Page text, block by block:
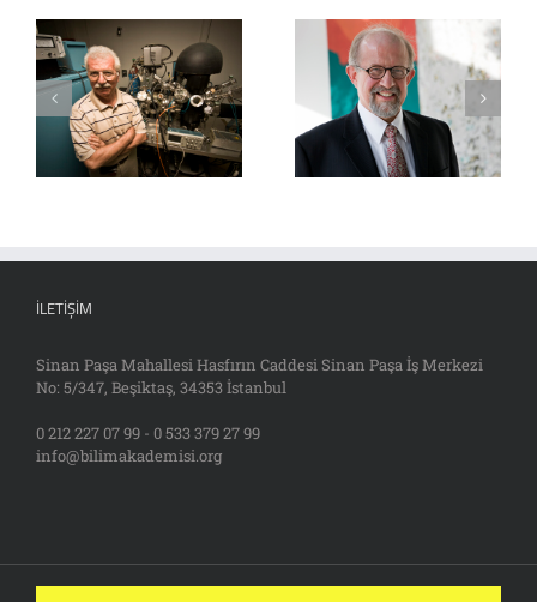
İLETIŞIM
Sinan Paşa Mahallesi Hasfırın Caddesi Sinan Paşa İş Merkezi
No: 5/347, Beşiktaş, 34353 İstanbul
0 212 227 07 99 - 0 533 379 27 99
info@bilimakademisi.org